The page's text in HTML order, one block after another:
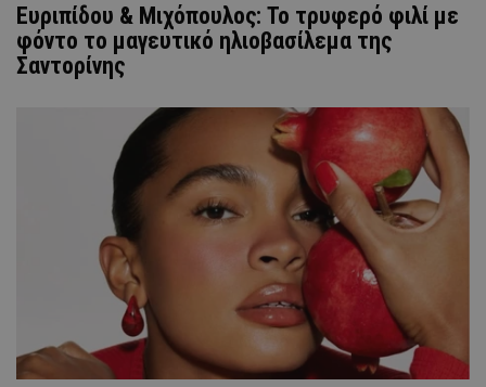
Ευριπίδου & Μιχόπουλος: Το τρυφερό φιλί με
φόντο το μαγευτικό ηλιοβασίλεμα της
Σαντορίνης